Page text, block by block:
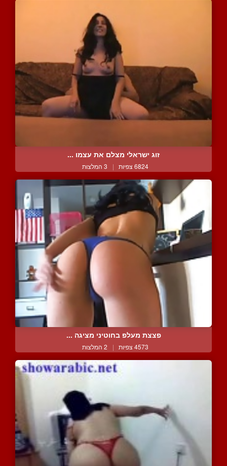
זוג ישראלי מצלם את עצמו ...
6824 צפיות | 3 המלצות
פצצת מעלפ בחוטיני מציגה ...
4573 צפיות | 2 המלצות